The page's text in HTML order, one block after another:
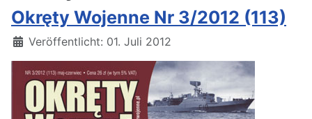
Okręty Wojenne Nr 3/2012 (113)
Details
Veröffentlicht: 01. Juli 2012